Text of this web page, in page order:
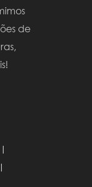
de
|
|